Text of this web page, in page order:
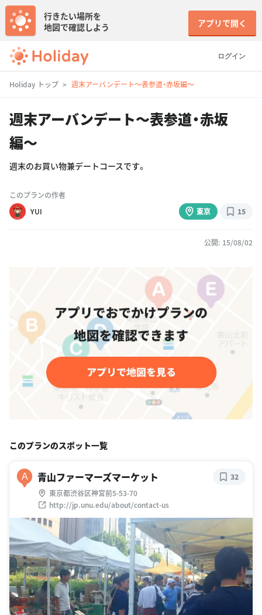
ログイン
行きたい場所を
地図で確認しよう
アプリで開く
Holiday トップ 週末アーバンデート〜表参道・赤坂編〜
週末アーバンデート〜表参道・赤坂
編〜
週末のお買い物兼デートコースです。
このプランの作者
YUI
東京 15
公開: 15/08/02
このプランのスポット一覧
A 青山ファーマーズマーケット
東京都渋谷区神宮前5-53-70
http://jp.unu.edu/about/contact-us
32